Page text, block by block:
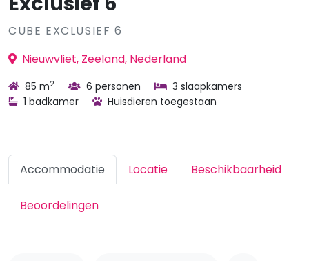
CUBE EXCLUSIEF 6
Nieuwvliet, Zeeland, Nederland
85 m2 6 personen
3 slaapkamers
1 badkamer
Huisdieren toegestaan
Accommodatie Locatie Beschikbaarheid
Beoordelingen